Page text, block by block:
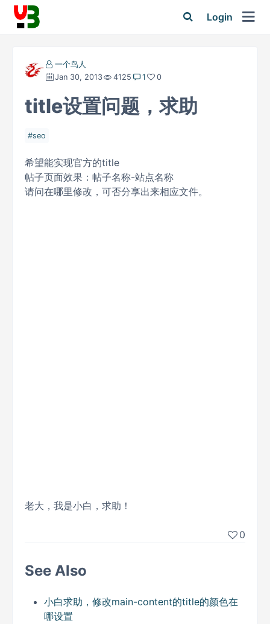
Login
一个鸟人
Jan 30, 2013
4125 1 0
title设置问题，求助
seo
希望能实现官方的title
帖子页面效果：帖子名称-站点名称
请问在哪里修改，可否分享出来相应文件。
老大，我是小白，求助！
0
See Also
小白求助，修改main-content的title的颜色在
哪设置